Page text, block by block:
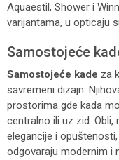
Aquaestil, Shower i
varijantama, u opticaju
Samostojeće
Samostojeće kade za
savremeni dizajn.
prostorima gde kada
centralno ili uz zid.
elegancije i
odgovaraju modernim i